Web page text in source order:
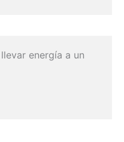
energía a un